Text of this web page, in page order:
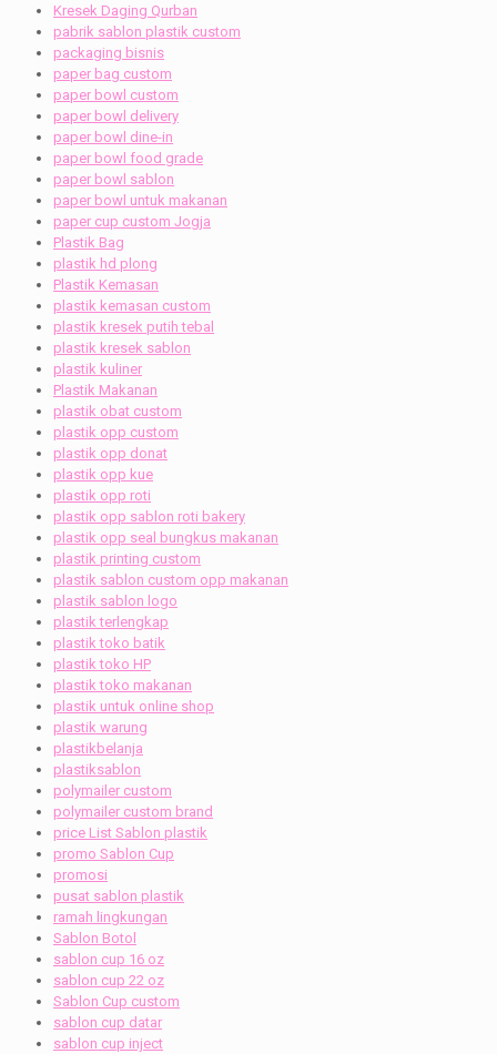
Kresek Daging Qurban
pabrik sablon plastik custom
packaging bisnis
paper bag custom
paper bowl custom
paper bowl delivery
paper bowl dine-in
paper bowl food grade
paper bowl sablon
paper bowl untuk makanan
paper cup custom Jogja
Plastik Bag
plastik hd plong
Plastik Kemasan
plastik kemasan custom
plastik kresek putih tebal
plastik kresek sablon
plastik kuliner
Plastik Makanan
plastik obat custom
plastik opp custom
plastik opp donat
plastik opp kue
plastik opp roti
plastik opp sablon roti bakery
plastik opp seal bungkus makanan
plastik printing custom
plastik sablon custom opp makanan
plastik sablon logo
plastik terlengkap
plastik toko batik
plastik toko HP
plastik toko makanan
plastik untuk online shop
plastik warung
plastikbelanja
plastiksablon
polymailer custom
polymailer custom brand
price List Sablon plastik
promo Sablon Cup
promosi
pusat sablon plastik
ramah lingkungan
Sablon Botol
sablon cup 16 oz
sablon cup 22 oz
Sablon Cup custom
sablon cup datar
sablon cup inject